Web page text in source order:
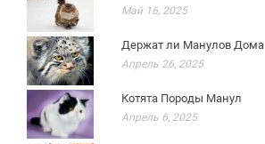
Май 16, 2025
Держат ли Манулов Дома
Апрель 26, 2025
Котята Породы Манул
Апрель 6, 2025